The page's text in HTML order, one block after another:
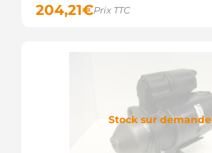
204,21€Prix TTC
Stock sur demande